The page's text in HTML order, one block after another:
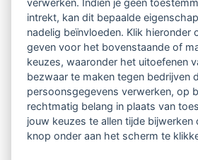
Tijdschrift voor
Begeleidingskunde &
Beroepsregistratie (LVSC
Lid worden van LVSC
verwerken. Indien je geen
intrekt, kan dit bepaalde
nadelig beïnvloeden. Klik hieronder
geven voor het bovenstaande of
keuzes, waaronder het uitoefenen
bezwaar te maken tegen bedrijven
persoonsgegevens verwerken, op
rechtmatig belang in plaats van
jouw keuzes te allen tijde
knop onder aan het scherm te